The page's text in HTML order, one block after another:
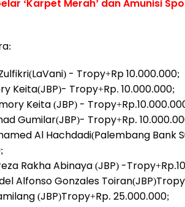
‘Karpet Merah’ dan Amunisi
- Tropy+Rp 10.000.000;
Keita(JBP)- Tropy+Rp. 10.000.000;
Keita (JBP) -
Gumilar(JBP)- Tropy+Rp.
Al Hachdadi(Palembang Bank
Rakha Abinaya (JBP) -
Alfonso Gonzales
(JBP)Tropy+Rp. 25.000.000;